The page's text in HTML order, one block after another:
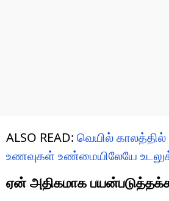
ALSO READ: வெயில் காலத்தில்
உணவுகள் உண்மையிலேயே
ஏன் அதிகமாக